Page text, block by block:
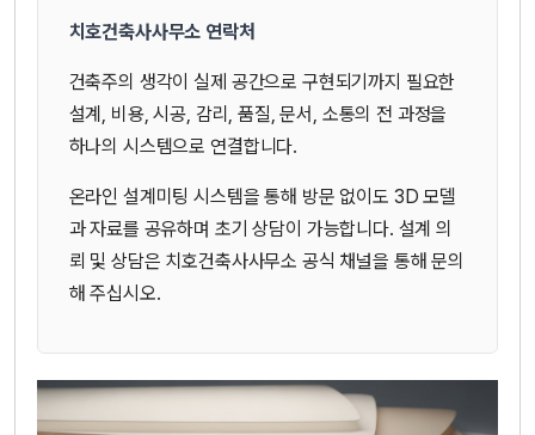
치호건축사사무소 연락처
건축주의 생각이 실제 공간으로 구현되기까지 필요한
설계, 비용, 시공, 감리, 품질, 문서, 소통의 전 과정을
하나의 시스템으로 연결합니다.
온라인 설계미팅 시스템을 통해 방문 없이도 3D 모델
과 자료를 공유하며 초기 상담이 가능합니다. 설계 의
뢰 및 상담은 치호건축사사무소 공식 채널을 통해 문의
해 주십시오.